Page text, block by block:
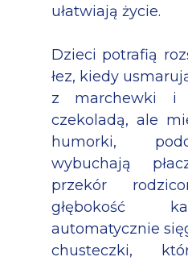
ułatwiają życie.
Dzieci potrafią
łez, kiedy
z marchewki i
czekoladą, ale
humorki,
wybuchają
przekór
głębokość
automatycznie
chusteczki,